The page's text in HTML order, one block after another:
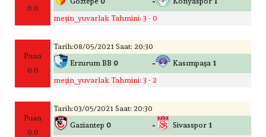
0.0
meşin_yuvarlak Tahmini: 3 - 0
Puan
0.0
Tarih:08/05/2021 Saat: 20:30
Erzurum BB 0 - Kasımpaşa 1
meşin_yuvarlak Tahmini: 3 - 2
Puan
0.0
Tarih:03/05/2021 Saat: 20:30
Gaziantep 0 - Sivasspor 1